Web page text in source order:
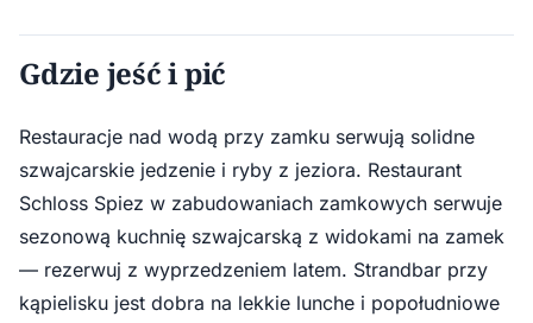
Gdzie jeść i pić
Restauracje nad wodą przy zamku serwują solidne
szwajcarskie jedzenie i ryby z jeziora. Restaurant
Schloss Spiez w zabudowaniach zamkowych serwuje
sezonową kuchnię szwajcarską z widokami na zamek
— rezerwuj z wyprzedzeniem latem. Strandbar przy
kąpielisku jest dobra na lekkie lunche i popołudniowe